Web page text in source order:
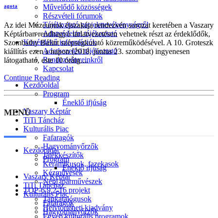
Művelődő közösségek
Részvételi fórumok
Tájékoztató projekttevékenységről
Adatvédelmi tájékoztató
Közérdekű információk
Adatkezelési tájékoztató
Rendezvényeinkről
Kapcsolat
Kezdőoldal
Program
Éneklő ifjúság
Vaszary Képtár
TiTi Táncház
Kulturális Piac
Fafaragók
Hagyományőrzők
Játékkészítők
Keramikusok, fazekasok
Kézművesek
Népi iparművészek
TOP-6.9.2-16 projekt
Tankatalógusok
Helytörténeti kiadvány
Egyéb kulturális programok
agota
Az idei Múzeumok éjszakája rendezvén sorozat keretében a Vaszary
Képtárban rendhagyó tárlatvezetésen vehetnek részt az érdeklődők,
Szombathy Bálint szépségkutató közreműködésével. A 10. Groteszk
kiállítás ezen a napon (2018. június 23. szombat) ingyenesen
látogatható, este 10 óráig....
Continue Reading
MENÜ
Kezdőoldal
Program
Éneklő ifjúság
Vaszary Képtár
TiTi Táncház
Kulturális Piac
Fafaragók
Hagyományőrzők